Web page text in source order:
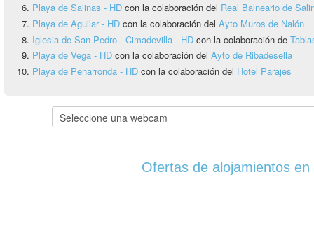
Playa de Salinas - HD con la colaboración del Real Balneario de
Playa de Aguilar - HD con la colaboración del Ayto Muros de Nalón
Iglesia de San Pedro - Cimadevilla - HD con la colaboración de
Playa de Vega - HD con la colaboración del Ayto de Ribadesella
Playa de Penarronda - HD con la colaboración del Hotel Parajes
Ofertas de alojamientos en